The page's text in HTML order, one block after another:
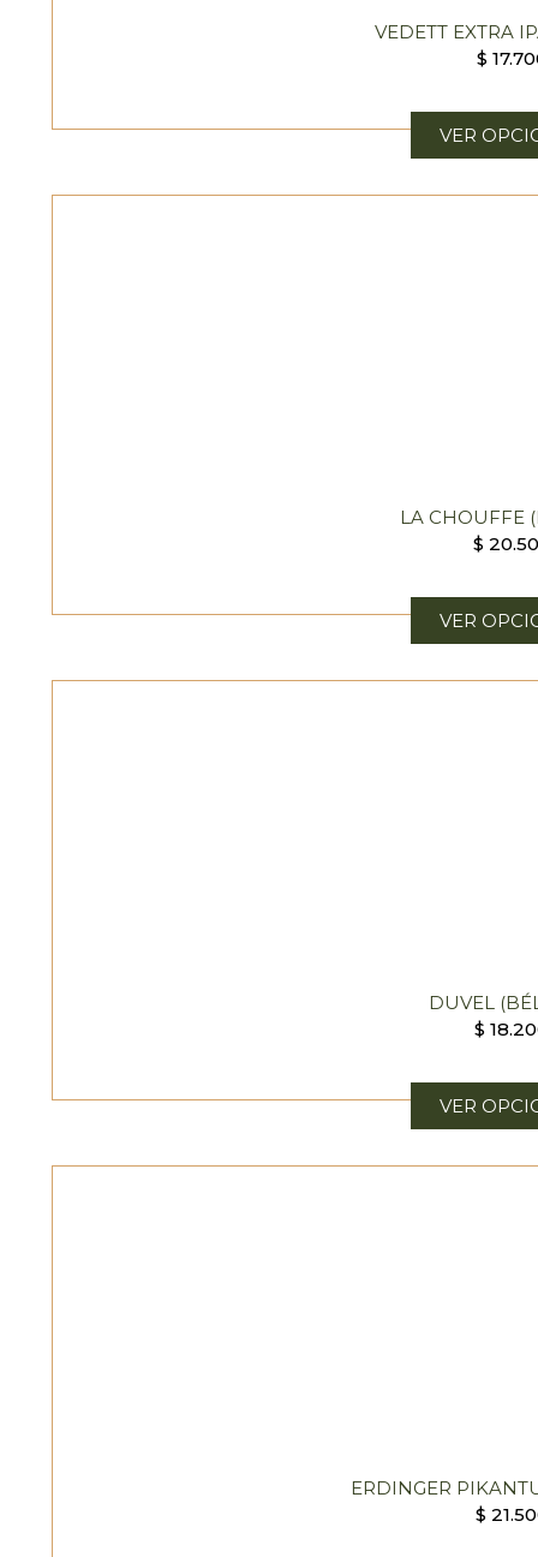
VEDETT EXTRA
$
VER
LA CHOUFFE
$
VER
DUVEL
$
VER
ERDINGER
$